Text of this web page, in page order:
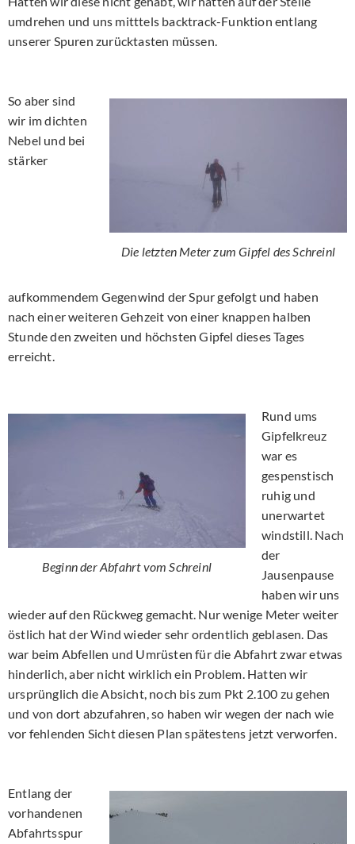
umdrehen und uns mitttels backtrack-Funktion entlang
unserer Spuren zurücktasten müssen.
Die letzten Meter zum Gipfel des Schreinl
So aber sind
wir im dichten
Nebel und bei
stärker
aufkommendem Gegenwind der Spur gefolgt und haben
nach einer weiteren Gehzeit von einer knappen halben
Stunde den zweiten und höchsten Gipfel dieses Tages
erreicht.
Beginn der Abfahrt vom Schreinl
Rund ums
Gipfelkreuz
war es
gespenstisch
ruhig und
unerwartet
windstill. Nach
der
Jausenpause
haben wir uns
wieder auf den Rückweg gemacht. Nur wenige Meter weiter
östlich hat der Wind wieder sehr ordentlich geblasen. Das
war beim Abfellen und Umrüsten für die Abfahrt zwar etwas
hinderlich, aber nicht wirklich ein Problem. Hatten wir
ursprünglich die Absicht, noch bis zum Pkt 2.100 zu gehen
und von dort abzufahren, so haben wir wegen der nach wie
vor fehlenden Sicht diesen Plan spätestens jetzt verworfen.
Entlang der
vorhandenen
Abfahrtsspur